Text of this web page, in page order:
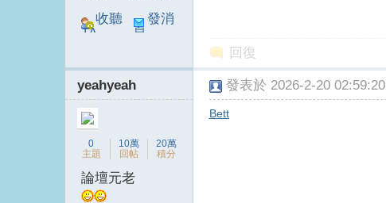
收聽
TA
發消
息
回復
yeahyeah
0
主題
10萬
回帖
20萬
積分
論壇元老
發表於 2026-2-20 02:59:20
Bett